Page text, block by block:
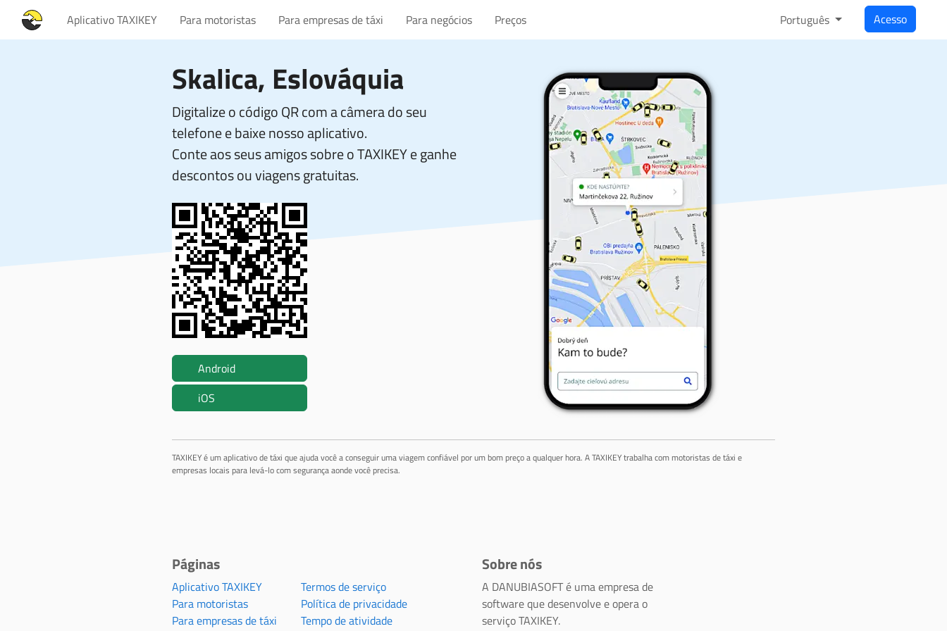
Aplicativo TAXIKEY Para motoristas Para empresas de táxi Para negócios Preços Português Acesso
Skalica, Eslováquia
Digitalize o código QR com a câmera do seu
telefone e baixe nosso aplicativo.
Conte aos seus amigos sobre o TAXIKEY e ganhe
descontos ou viagens gratuitas.
Android
iOS
TAXIKEY é um aplicativo de táxi que ajuda você a conseguir uma viagem confiável por um bom preço a qualquer hora. A TAXIKEY trabalha com motoristas de táxi e
empresas locais para levá-lo com segurança aonde você precisa.
Páginas
Aplicativo TAXIKEY
Para motoristas
Para empresas de táxi
Termos de serviço
Política de privacidade
Tempo de atividade
Sobre nós
A DANUBIASOFT é uma empresa de
software que desenvolve e opera o
serviço TAXIKEY.